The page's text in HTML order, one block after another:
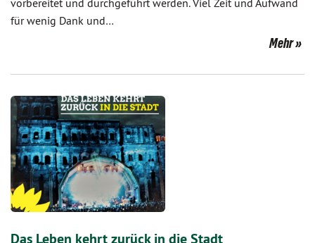
vorbereitet und durchgeführt werden. Viel Zeit und Aufwand
für wenig Dank und…
Mehr
Das Leben kehrt zurück in die Stadt